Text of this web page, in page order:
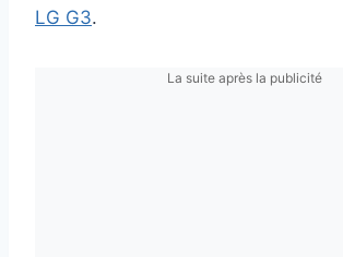
LG G3.
La suite après la publicité